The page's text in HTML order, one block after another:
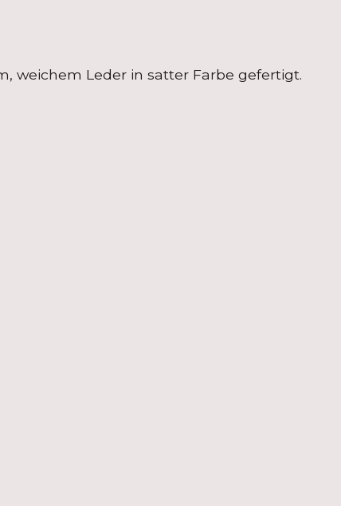
weichem Leder in satter Farbe gefertigt.